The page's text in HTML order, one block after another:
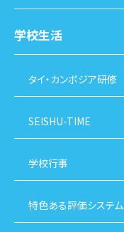
学校生活
タイ・カンボジア研修
SEISHU-TIME
学校行事
特色ある評価システム